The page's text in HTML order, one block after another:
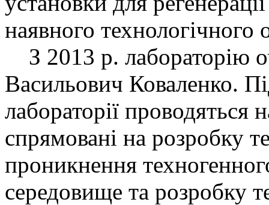
наявного технологічного
З 2013 р. лабораторію
Васильович Кова­ленко.
лабораторії проводяться
спрямовані на розробку
проникнення
середовище та розробку